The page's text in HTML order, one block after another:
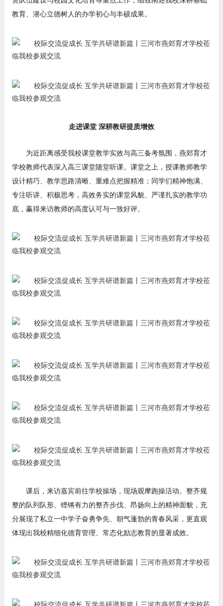
教育、潜心立德树人的办学初心与丰硕成果。
走进课堂 深耕教研提质增效
为近距离感受我校课堂教学实效与高三备考氛围，燕郊育才
学校教师代表深入高三课堂随堂听课。课堂之上，授课教师教学
设计精巧、教学思路清晰、重难点把握精准；同学们精神饱满、
专注听讲、积极思考，高效务实的课堂风貌、严谨扎实的教学功
底，赢得来访教师的高度认可与一致好评。
课后，来访嘉宾前往学校操场，现场观摩跑操活动。整齐规
整的队列队形、铿锵有力的整齐步伐、昂扬向上的精神面貌，充
分展现了私立一中学子奋勇争先、朝气蓬勃的青春风采，更直观
体现出我校精细化德育管理、常态化励志教育的显著成效。